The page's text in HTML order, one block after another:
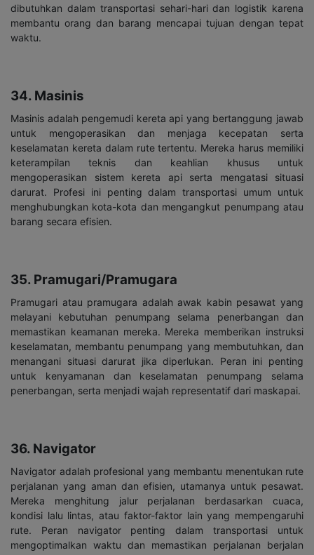
dibutuhkan dalam transportasi sehari-hari dan logistik karena
membantu orang dan barang mencapai tujuan dengan tepat
waktu.
34. Masinis
Masinis adalah pengemudi kereta api yang bertanggung jawab
untuk mengoperasikan dan menjaga kecepatan serta
keselamatan kereta dalam rute tertentu. Mereka harus memiliki
keterampilan teknis dan keahlian khusus untuk
mengoperasikan sistem kereta api serta mengatasi situasi
darurat. Profesi ini penting dalam transportasi umum untuk
menghubungkan kota-kota dan mengangkut penumpang atau
barang secara efisien.
35. Pramugari/Pramugara
Pramugari atau pramugara adalah awak kabin pesawat yang
melayani kebutuhan penumpang selama penerbangan dan
memastikan keamanan mereka. Mereka memberikan instruksi
keselamatan, membantu penumpang yang membutuhkan, dan
menangani situasi darurat jika diperlukan. Peran ini penting
untuk kenyamanan dan keselamatan penumpang selama
penerbangan, serta menjadi wajah representatif dari maskapai.
36. Navigator
Navigator adalah profesional yang membantu menentukan rute
perjalanan yang aman dan efisien, utamanya untuk pesawat.
Mereka menghitung jalur perjalanan berdasarkan cuaca,
kondisi lalu lintas, atau faktor-faktor lain yang mempengaruhi
rute. Peran navigator penting dalam transportasi untuk
mengoptimalkan waktu dan memastikan perjalanan berjalan